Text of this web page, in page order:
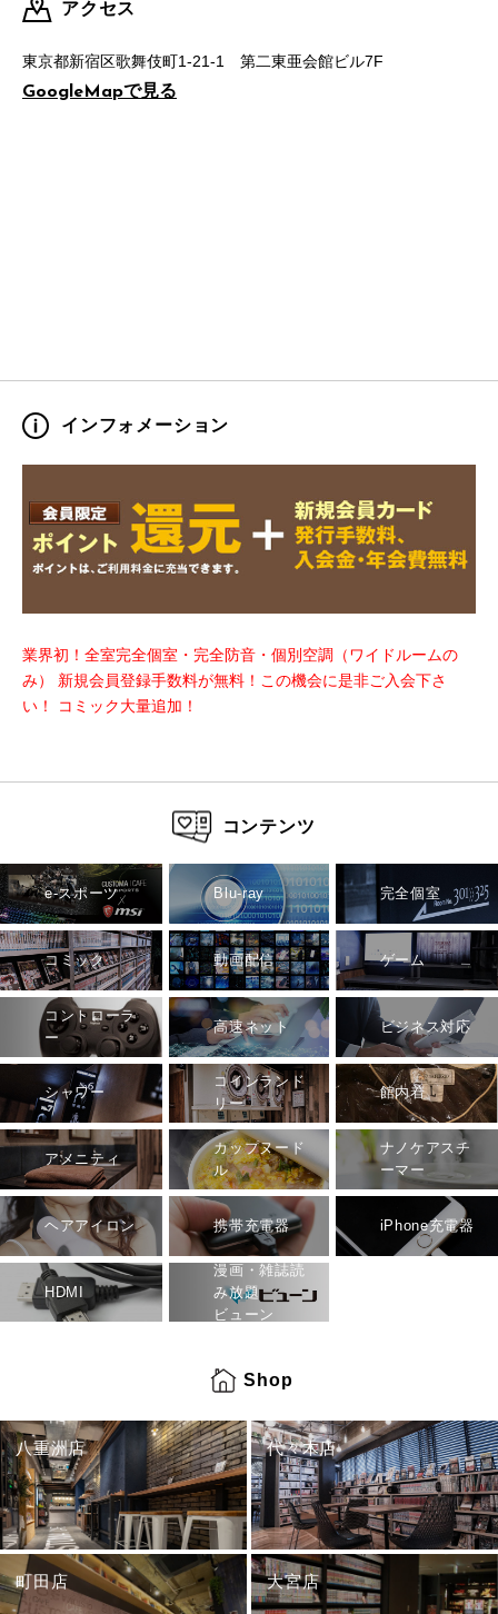
アクセス
東京都新宿区歌舞伎町1-21-1 第二東亜会館ビル7F
GoogleMapで見る
インフォメーション
業界初！全室完全個室・完全防音・個別空調（ワイドルームの
み） 新規会員登録手数料が無料！この機会に是非ご入会下さ
い！
コミック大量追加！
コンテンツ
e-スポーツ Blu-ray 完全個室
コミック 動画配信 ゲーム
コントローラ
ー
高速ネット ビジネス対応
シャワー
コインランド
リー
館内着
アメニティ
カップヌード
ル
ナノケアスチ
ーマー
ヘアアイロン 携帯充電器 iPhone充電器
HDMI
漫画・雑誌読
み放題
ビューン
Shop
八重洲店 代々木店
町田店 大宮店